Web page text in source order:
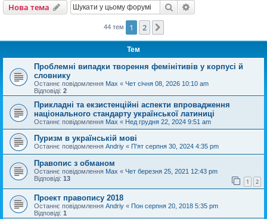
Нова тема Пошук
44 тем 1 2
Тем
Проблемні випадки творення фемінітивів у корпусі й
словнику
Останнє повідомлення Max « Чет січня 08, 2026 10:10 am
Відповіді: 2
Прикладні та екзистенційні аспекти впровадження
національного стандарту української латиниці
Останнє повідомлення Max « Нед грудня 22, 2024 9:51 am
Пуризм в українській мові
Останнє повідомлення Andriy « П'ят серпня 30, 2024 4:35 pm
Правопис з обманом
Останнє повідомлення Max « Чет березня 25, 2021 12:43 pm
Відповіді: 13 1 2
Проект правопису 2018
Останнє повідомлення Andriy « Пон серпня 20, 2018 5:35 pm
Відповіді: 1